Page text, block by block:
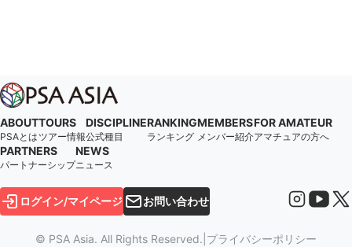
ABOUT
PSAとは
TOURS
ツアー情報
DISCIPLINE
公式種目
RANKING
ランキング
MEMBERS
メンバー紹介
FOR AMATEUR
アマチュアの方へ
PARTNERS
パートナーシップ
NEWS
ニュース
ログイン/マイページ お問い合わせ
© PSA Asia. All Rights Reserved. プライバシーポリシー